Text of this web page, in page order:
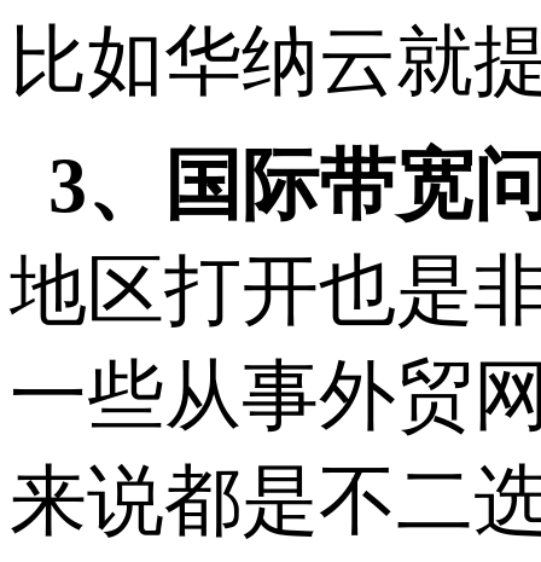
比如华纳云就
3、国际带宽
地区打开也是
一些从事外贸
来说都是不二